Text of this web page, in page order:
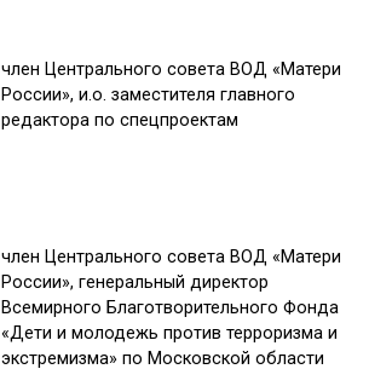
член Центрального совета ВОД «Матери
России», и.о. заместителя главного
редактора по спецпроектам
член Центрального совета ВОД «Матери
России», генеральный директор
Всемирного Благотворительного Фонда
«Дети и молодежь против терроризма и
экстремизма» по Московской области